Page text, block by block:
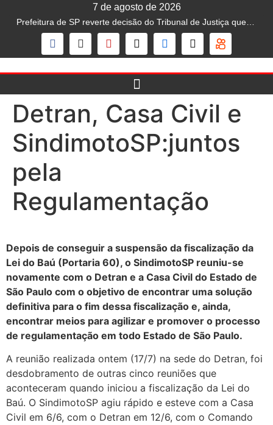
7 de agosto de 2026
Detran, Casa Civil e
SindimotoSP:juntos
pela
Regulamentação
Depois de conseguir a suspensão da fiscalização da
Lei do Baú (Portaria 60), o SindimotoSP reuniu-se
novamente com o Detran e a Casa Civil do Estado de
São Paulo com o objetivo de encontrar uma solução
definitiva para o fim dessa fiscalização e, ainda,
encontrar meios para agilizar e promover o processo
de regulamentação em todo Estado de São Paulo.
A reunião realizada ontem (17/7) na sede do Detran, foi
desdobramento de outras cinco reuniões que
aconteceram quando iniciou a fiscalização da Lei do
Baú. O SindimotoSP agiu rápido e esteve com a Casa
Civil em 6/6, com o Detran em 12/6, com o Comando